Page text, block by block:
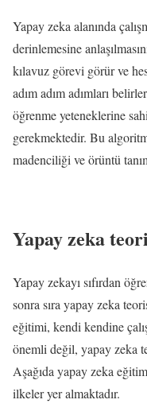
Yapay zeka alanında
derinlemesine
kılavuz görevi görür ve
adım adım adımları
öğrenme yeteneklerine
gerekmektedir. Bu
madenciliği ve örüntü
Yapay zeka
Yapay zekayı sıfırdan
sonra sıra yapay zeka
eğitimi, kendi kendine
önemli değil, yapay zeka
Aşağıda yapay zeka
ilkeler yer almaktadır.